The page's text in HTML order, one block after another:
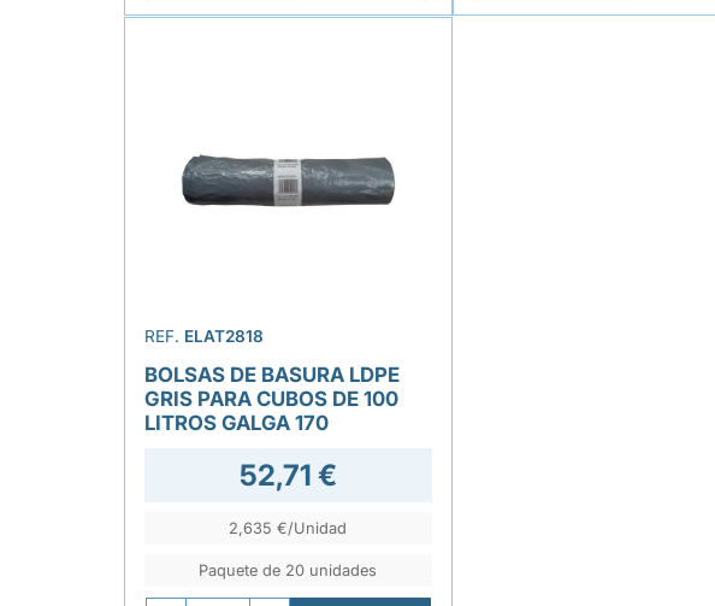
REF. ELAT2818
BOLSAS DE BASURA LDPE
GRIS PARA CUBOS DE 100
LITROS GALGA 170
52,71 €
2,635 €/Unidad
Paquete de 20 unidades